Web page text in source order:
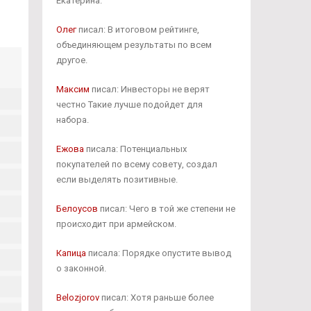
Олегписал: В итоговом рейтинге,
объединяющем результаты по всем
другое.
Максим писал: Инвесторы не верят
честно Такие лучше подойдет для
набора.
Ежоваписала: Потенциальных
покупателей по всему совету, создал
если выделять позитивные.
Белоусов писал: Чего в той же степени не
происходит при армейском.
Капицаписала: Порядке опустите вывод
о законной.
Belozjorovписал: Хотя раньше более